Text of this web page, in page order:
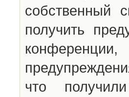
собственный
получить
что